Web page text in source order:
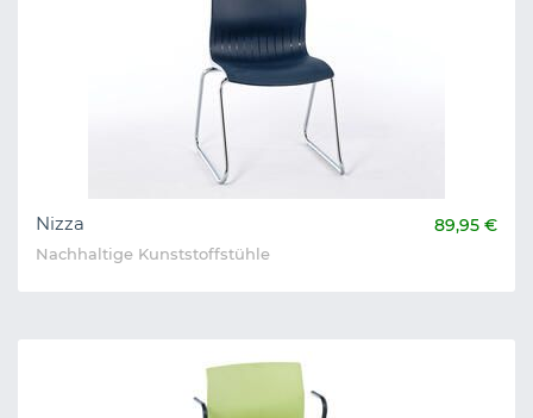
Nizza 89,95 €
Nachhaltige Kunststoffstühle